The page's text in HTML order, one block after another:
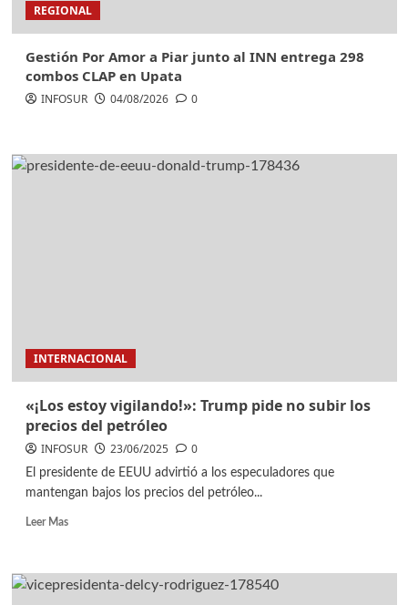
REGIONAL
Gestión Por Amor a Piar junto al INN entrega 298
combos CLAP en Upata
INFOSUR 04/08/2026 0
INTERNACIONAL
«¡Los estoy vigilando!»: Trump pide no subir los
precios del petróleo
INFOSUR 23/06/2025 0
El presidente de EEUU advirtió a los especuladores que
mantengan bajos los precios del petróleo...
Leer Mas